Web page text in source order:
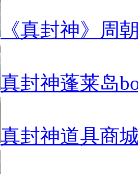
《真封神》周
真封神蓬莱岛
真封神道具商